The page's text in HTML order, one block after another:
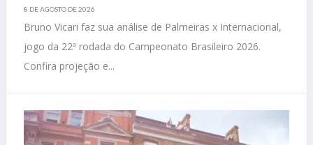
8 DE AGOSTO DE 2026
Bruno Vicari faz sua análise de Palmeiras x Internacional,
jogo da 22ª rodada do Campeonato Brasileiro 2026.
Confira projeção e...